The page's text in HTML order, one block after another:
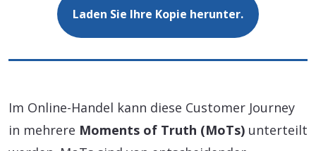
Laden Sie Ihre Kopie herunter.
Im Online-Handel kann diese Customer Journey
in mehrere Moments of Truth (MoTs) unterteilt